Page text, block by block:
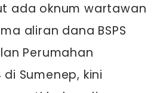
ada oknum wartawan
aliran dana BSPS
Perumahan
Sumenep, kini